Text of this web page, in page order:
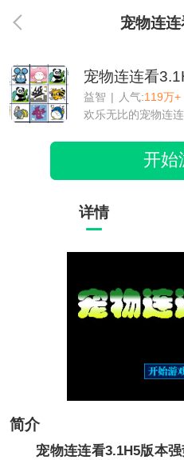
宠物连
宠物连连看
益智 | 人气:119万+
欢乐无比的宠物连连
开始
详情
简介
宠物连连看3.1H5版本强